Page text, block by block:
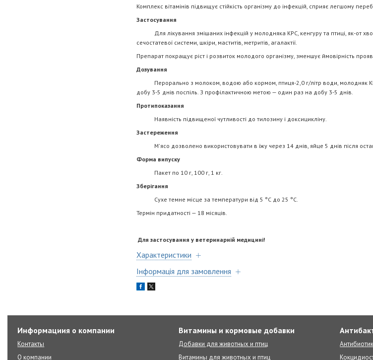
Комплекс вітамінів підвищує стійкість організму до інфекцій, сприяє легшому
Застосування
Для лікування змішаних інфекцій у молодняка КРС, кенгуру та птиці, як-от
сечостатевої системи, шкіри, маститів, метритів, агалактії.
Препарат покращує ріст і розвиток молодого організму, зменшує ймовірність
Дозування
Перорально з молоком, водою або кормом, птиця-2,0 г/літр води, молодняк КРС-
добу 3-5 днів поспіль. З профілактичною метою — один раз на добу 3-5 днів.
Протипоказання
Наявність підвищеної чутливості до тилозину і доксицикліну.
Застереження
М'ясо дозволено використовувати в їжу через 14 днів, яйце 5 днів після
Форма випуску
Пакет по 10 г, 100 г, 1 кг.
Зберігання
Сухе темне місце за температури від 5 °C до 25 °C.
Термін придатності — 18 місяців.
Для застосування у ветеринарній медицині!
Характеристики
Інформація для замовлення
Информациия о компании
Контакты
О компании
Витамины и кормовые добавки
Добавки для животных и птиц
Витамины для животных и птиц